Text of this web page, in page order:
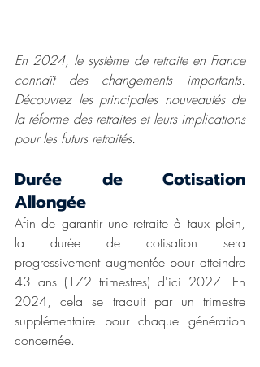
En 2024, le système de retraite en France
connaît des changements importants.
Découvrez les principales nouveautés de
la réforme des retraites et leurs implications
pour les futurs retraités.
Durée de Cotisation
Allongée
Afin de garantir une retraite à taux plein,
la durée de cotisation sera
progressivement augmentée pour atteindre
43 ans (172 trimestres) d'ici 2027. En
2024, cela se traduit par un trimestre
supplémentaire pour chaque génération
concernée.